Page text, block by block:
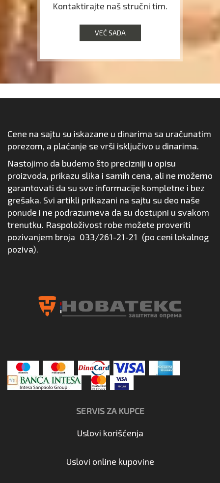
Kontaktirajte naš stručni tim.
VEĆ SADA
Cene na sajtu su iskazane u dinarima sa uračunatim
porezom, a plaćanje se vrši isključivo u dinarima.
Nastojimo da budemo što precizniji u opisu
proizvoda, prikazu slika i samih cena, ali ne možemo
garantovati da su sve informacije kompletne i bez
grešaka. Svi artikli prikazani na sajtu su deo naše
ponude i ne podrazumeva da su dostupni u svakom
trenutku. Raspoloživost robe možete proveriti
pozivanjem broja 033/261-21-21 (po ceni lokalnog
poziva).
SERVIS ZA KUPCE
Uslovi korišćenja
Uslovi online kupovine